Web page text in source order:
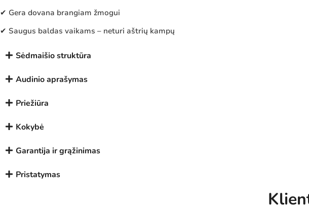
✔ Gera dovana brangiam žmogui
✔ Saugus baldas vaikams – neturi aštrių kampų
Sėdmaišio struktūra
Audinio aprašymas
Priežiūra
Kokybė
Garantija ir grąžinimas
Pristatymas